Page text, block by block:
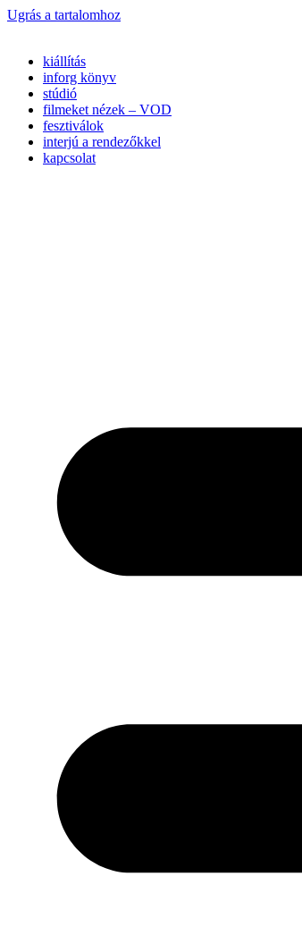
Ugrás a tartalomhoz
kiállítás
inforg könyv
stúdió
filmeket nézek – VOD
fesztiválok
interjú a rendezőkkel
kapcsolat